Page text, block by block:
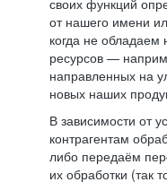
своих функций
от нашего имени
когда не
ресурсов —
направленных на
новых наших
В зависимости от
контрагентам
либо передаём
их обработки (так